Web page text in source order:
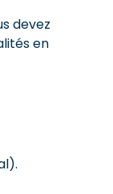
devez
en